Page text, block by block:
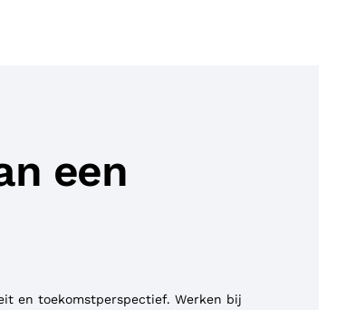
een
en toekomstperspectief. Werken bij